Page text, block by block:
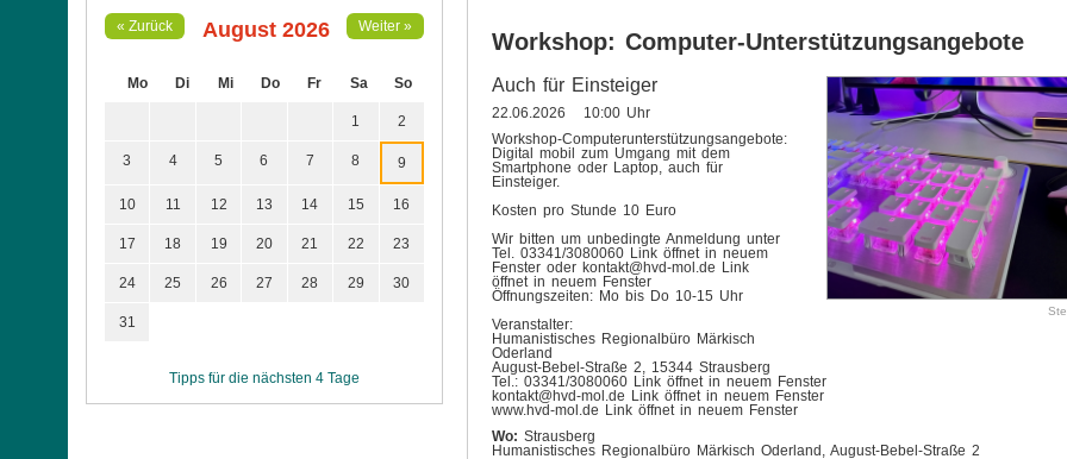
« Zurück August 2026 Weiter »
Mo Di Mi Do Fr Sa So
1 2
3 4 5 6 7 8 9
10 11 12 13 14 15 16
17 18 19 20 21 22 23
24 25 26 27 28 29 30
31
Tipps für die nächsten 4 Tage
Workshop: Computer-Unterstützungsangebote
Auch für Einsteiger
22.06.2026 10:00 Uhr
Workshop-Computerunterstützungsangebote:
Digital mobil zum Umgang mit dem
Smartphone oder Laptop, auch für
Einsteiger.
Kosten pro Stunde 10 Euro
Wir bitten um unbedingte Anmeldung unter
Tel. 03341/3080060 Link öffnet in neuem
Fenster oder kontakt@hvd-mol.de Link
öffnet in neuem Fenster
Öffnungszeiten: Mo bis Do 10-15 Uhr
Veranstalter:
Humanistisches Regionalbüro Märkisch
Oderland
August-Bebel-Straße 2, 15344 Strausberg
Tel.: 03341/3080060 Link öffnet in neuem Fenster
kontakt@hvd-mol.de Link öffnet in neuem Fenster
www.hvd-mol.de Link öffnet in neuem Fenster
Wo: Strausberg
Humanistisches Regionalbüro Märkisch Oderland, August-Bebel-Straße 2